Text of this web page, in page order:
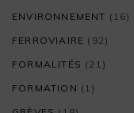
ENVIRONNEMENT (16)
FERROVIAIRE (92)
FORMALITÉS (21)
FORMATION (1)